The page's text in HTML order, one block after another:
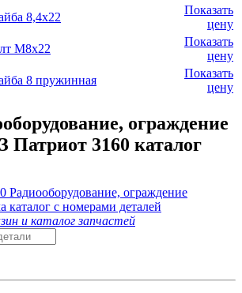
8,4x22
Показать
цену
М8х22
Показать
цену
8 пружинная
Показать
цену
ограждение
Патриот 3160 каталог
и каталог запчастей